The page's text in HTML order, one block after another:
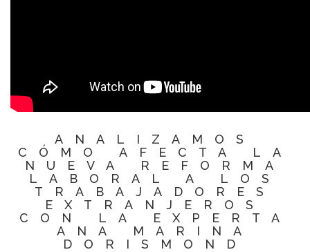
ANALIZAMOS
CÓMO AFECTA LA
NUEVA REFORMA
LABORAL A LOS
TRABAJADORES
EXTRANJEROS
CON LA EXPERTA
ANA MARINA
DORISMOND